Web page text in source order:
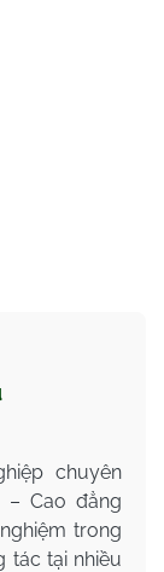
chuyên
Cao đẳng
trong
tác tại nhiều